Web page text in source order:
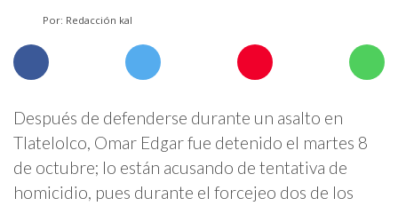
Por: Redacción kal
Después de defenderse durante un asalto en
Tlatelolco, Omar Edgar fue detenido el martes 8
de octubre; lo están acusando de tentativa de
homicidio, pues durante el forcejeo dos de los